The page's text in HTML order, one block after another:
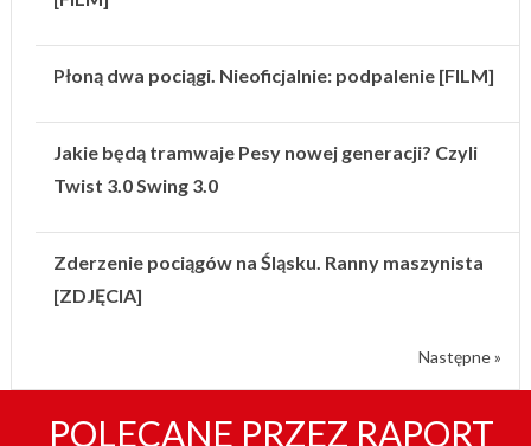
Płoną dwa pociągi. Nieoficjalnie: podpalenie [FILM]
Jakie będą tramwaje Pesy nowej generacji? Czyli
Twist 3.0 Swing 3.0
Zderzenie pociągów na Śląsku. Ranny maszynista
[ZDJĘCIA]
Następne »
POLECANE PRZEZ RAPORT